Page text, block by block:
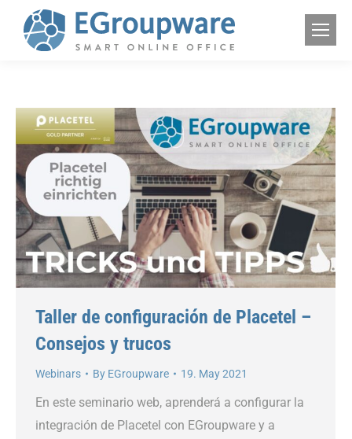
Taller de configuración de Placetel –
Consejos y trucos
Webinars By EGroupware 19. May 2021
En este seminario web, aprenderá a configurar la
integración de Placetel con EGroupware y a